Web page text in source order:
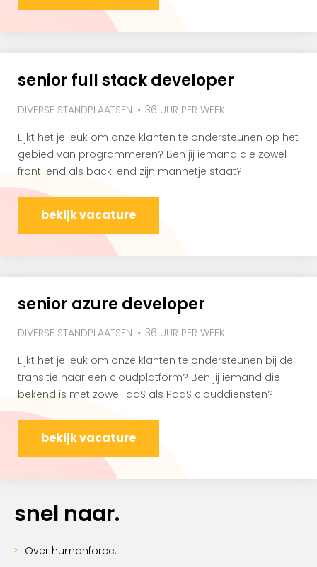
senior full stack developer
DIVERSE STANDPLAATSEN
36 UUR PER WEEK
Lijkt het je leuk om onze klanten te ondersteunen op het
gebied van programmeren? Ben jij iemand die zowel
front-end als back-end zijn mannetje staat?
bekijk vacature
senior azure developer
DIVERSE STANDPLAATSEN
36 UUR PER WEEK
Lijkt het je leuk om onze klanten te ondersteunen bij de
transitie naar een cloudplatform? Ben jij iemand die
bekend is met zowel IaaS als PaaS clouddiensten?
bekijk vacature
snel naar.
Over humanforce.